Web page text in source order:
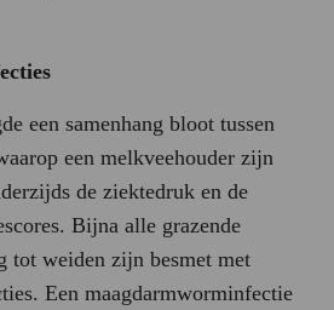
een samenhang bloot tussen
een melkveehouder zijn
de ziektedruk en de
Bijna alle grazende
tot weiden zijn besmet met
Een maagdarmworminfectie